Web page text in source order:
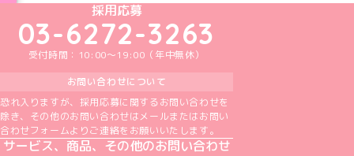
めいどりーみんTikTok公式アカウント
めいどりーみんX公式アカウント
めいどりーみんInstagram公式アカウント
めいどりーみんFacebook公式アカウン
めいどりーみんYouTube公式アカ
採用応募
03-6272-3263
受付時間：10:00～19:00（年中無休）
お問い合わせについて
恐れ入りますが、採用応募に関するお問い合わせを
除き、その他のお問い合わせはメールまたはお問い
合わせフォームよりご連絡をお願いいたします。
サービス、商品、その他のお問い合わせ